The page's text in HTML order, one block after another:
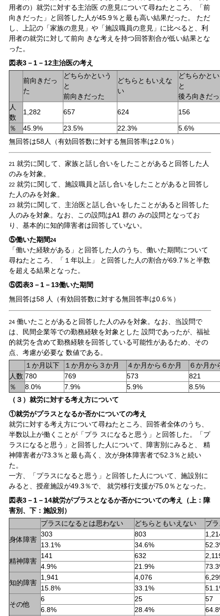
用者の）就労に対する主治医 の意見について尋ねたところ、「前
向きだった」と回答した人が45.9％と最も高い結果だった。 ただ
し、上記の「家族の意見」や「施設職員の意見」に比べると、利
用者の就労に対して前向 きな考えを持つ回答割合が低い結果とな
った。
図表3－1－12主治医の考え
前向きだっ
た
どちらかという
と
前向きだった
どちらともいえな
い
どちらかと
と
後ろ向きだ
人
数
1,282 657 624 156
％ 45.9% 23.5% 22.3%
5.6%
無回答は58人（有効回答数に対する無回答率は2.0％）
21 就労に関して、家族と話し合いをしたことがあると回答した人
のみを対象。
22就労に関して、施設職員と話し合いをしたことがあると回答し
た人のみを対象。
23就労に関して、主治医と話し合いをしたことがあると回答した
人のみを対象。なお、この設問はA1 群の みの設問となってお
り、基本的に知的障害者は回答していない。
⑤働いた期間24
「働いた経験がある」と回答した人のうち、働いた期間について
尋ねたところ、「１年以上」 と回答した人の割合が69.7％と半数
を超える結果となった。
⑤図表3－1－13働いた期間
無回答は58 人（有効回答数に対する無回答率は0.6％）
24働いたことがあると回答した人のみを対象。なお、当設問で
は、民間企業等での勤務経験を対象とした 設問であったが、福祉
的就労を含めて勤務経験を回答している可能性があるため、その
点、考慮が必要な 数値である。
１か月以下
１か月から３か月 ４か月から６か月
６か月か
人数 780 769 573
821
％
8.0% 7.9% 5.9%
8.5%
（３）就労に対する考え方について
①就労がプラスとなるか否かについての考え
就労に対する考え方について尋ねたところ、回答者全体のうち、
半数以上が働くことが「プラ スになると思う」と回答した。「プ
ラスになると思う」と回答した人について、障害別にみると、 精
神障害者が73.3％と最も高く、次が身体障害者で52.3％と続い
た。
一方、「プラスになると思う」と回答した人について、施設別に
みると、授産施設が49.3％で、 就労移行支援が75.0％となった。
図表3－1－14就労がプラスとなるか否かについての考え（上：障
害別、下：施設別）
プラスになるとは思わない
どちらともいえない プ
身体障害
303 803
13.1%
34.6%
精神障害
141 632
4.9%
21.9%
知的障害
1,941 4,076
15.8%
33.1%
その他
6 25
57
6.8%
28.4%